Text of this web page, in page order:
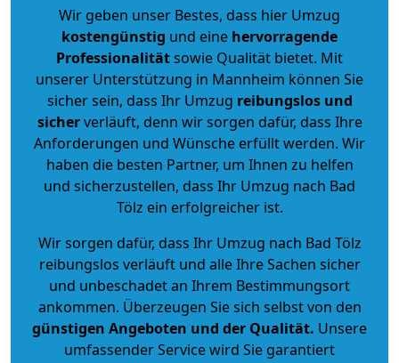
Wir geben unser Bestes, dass hier Umzug
kostengünstig und eine hervorragende
Professionalitätsowie Qualität bietet. Mit
unserer Unterstützung in Mannheim können Sie
sicher sein, dass Ihr Umzug reibungslos und
sicherverläuft, denn wir sorgen dafür, dass Ihre
Anforderungen und Wünsche erfüllt werden. Wir
haben die besten Partner, um Ihnen zu helfen
und sicherzustellen, dass Ihr Umzug nach Bad
Tölz ein erfolgreicher ist.
Wir sorgen dafür, dass Ihr Umzug nach Bad Tölz
reibungslos verläuft und alle Ihre Sachen sicher
und unbeschadet an Ihrem Bestimmungsort
ankommen. Überzeugen Sie sich selbst von den
günstigen Angeboten und der Qualität. Unsere
umfassender Service wird Sie garantiert